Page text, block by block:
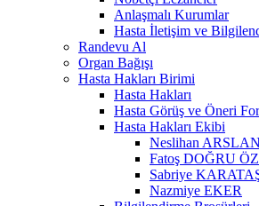
Anlaşmalı Kurumlar
Hasta İletişim ve
Randevu Al
Organ Bağışı
Hasta Hakları Birimi
Hasta Hakları
Hasta Görüş ve Öneri
Hasta Hakları Ekibi
Neslihan ARSLAN
Fatoş DOĞRU
Sabriye
Nazmiye EKER